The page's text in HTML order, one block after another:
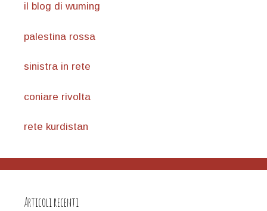
il blog di wuming
palestina rossa
sinistra in rete
coniare rivolta
rete kurdistan
Articoli recenti